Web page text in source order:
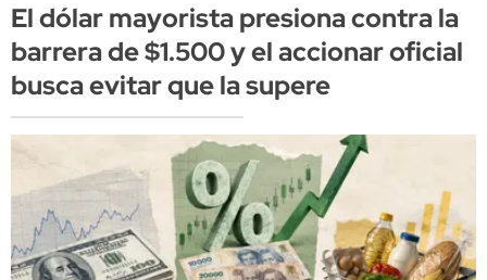
El dólar mayorista presiona contra la
barrera de $1.500 y el accionar oficial
busca evitar que la supere